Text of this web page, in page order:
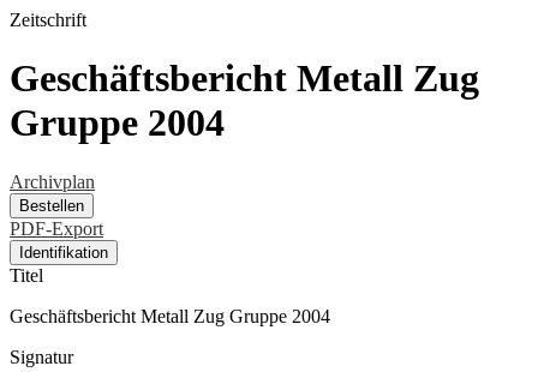
Zeitschrift
Geschäftsbericht Metall Zug
Gruppe 2004
Archivplan
Bestellen
PDF-Export
Identifikation
Titel
Geschäftsbericht Metall Zug Gruppe 2004
Signatur